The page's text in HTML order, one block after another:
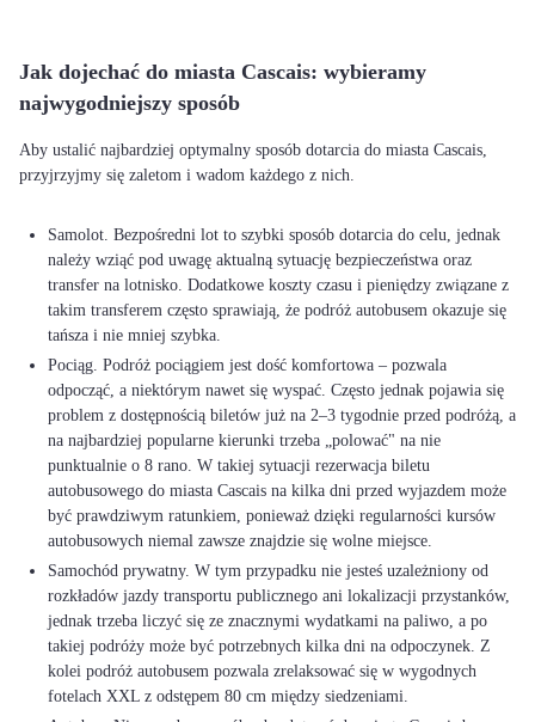
Jak dojechać do miasta Cascais: wybieramy
najwygodniejszy sposób
Aby ustalić najbardziej optymalny sposób dotarcia do miasta Cascais,
przyjrzyjmy się zaletom i wadom każdego z nich.
Samolot. Bezpośredni lot to szybki sposób dotarcia do celu, jednak
należy wziąć pod uwagę aktualną sytuację bezpieczeństwa oraz
transfer na lotnisko. Dodatkowe koszty czasu i pieniędzy związane z
takim transferem często sprawiają, że podróż autobusem okazuje się
tańsza i nie mniej szybka.
Pociąg. Podróż pociągiem jest dość komfortowa – pozwala
odpocząć, a niektórym nawet się wyspać. Często jednak pojawia się
problem z dostępnością biletów już na 2–3 tygodnie przed podróżą, a
na najbardziej popularne kierunki trzeba „polować" na nie
punktualnie o 8 rano. W takiej sytuacji rezerwacja biletu
autobusowego do miasta Cascais na kilka dni przed wyjazdem może
być prawdziwym ratunkiem, ponieważ dzięki regularności kursów
autobusowych niemal zawsze znajdzie się wolne miejsce.
Samochód prywatny. W tym przypadku nie jesteś uzależniony od
rozkładów jazdy transportu publicznego ani lokalizacji przystanków,
jednak trzeba liczyć się ze znacznymi wydatkami na paliwo, a po
takiej podróży może być potrzebnych kilka dni na odpoczynek. Z
kolei podróż autobusem pozwala zrelaksować się w wygodnych
fotelach XXL z odstępem 80 cm między siedzeniami.